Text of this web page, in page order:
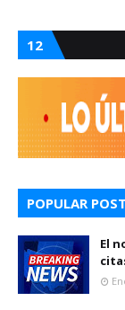
12
POPULAR
El